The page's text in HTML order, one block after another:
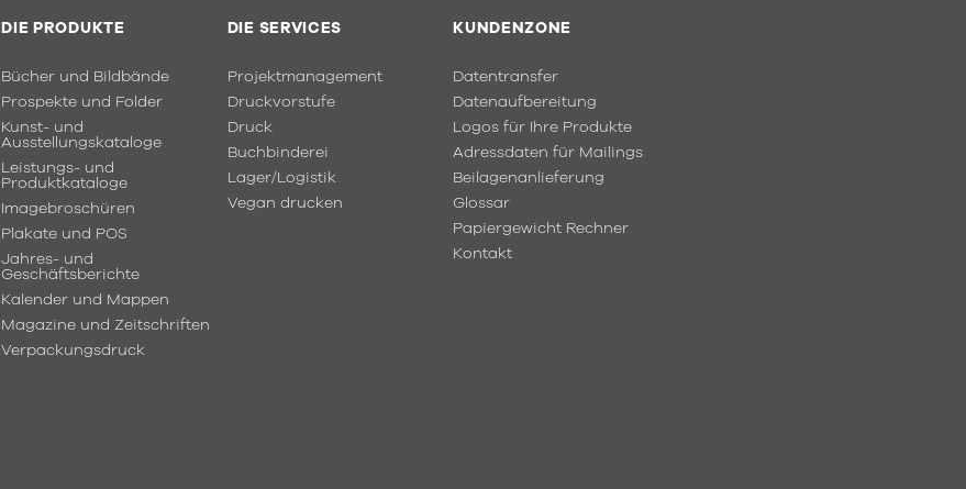
DIE PRODUKTE
Bücher und Bildbände
Prospekte und Folder
Kunst- und
Ausstellungskataloge
Leistungs- und
Produktkataloge
Imagebroschüren
Plakate und POS
Jahres- und
Geschäftsberichte
Kalender und Mappen
Magazine und Zeitschriften
Verpackungsdruck
DIE SERVICES
Projektmanagement
Druckvorstufe
Druck
Buchbinderei
Lager/Logistik
Vegan drucken
KUNDENZONE
Datentransfer
Datenaufbereitung
Logos für Ihre Produkte
Adressdaten für Mailings
Beilagenanlieferung
Glossar
Papiergewicht Rechner
Kontakt